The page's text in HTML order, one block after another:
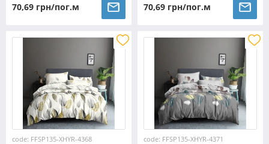
70,69 грн/пог.м 70,69 грн/пог.м
code: FFSP135-XHYR-4368 code: FFSP135-XHYR-4371